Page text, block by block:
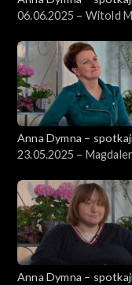
06.06.2025 – Witold
Anna Dymna –
23.05.2025 –
Anna Dymna –